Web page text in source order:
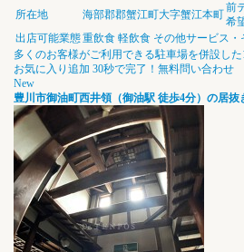
所在地
海部郡郡蟹江町大字蟹江本町
前
希
出店可能業態重飲食 軽飲食 その他サービス・
多くのお客様がご利用できる駐車場を併設し
お気に入り追加 30秒で完了！無料問い合わせ
New
豊川市御油町西井領（御油駅 徒歩4分）の居抜